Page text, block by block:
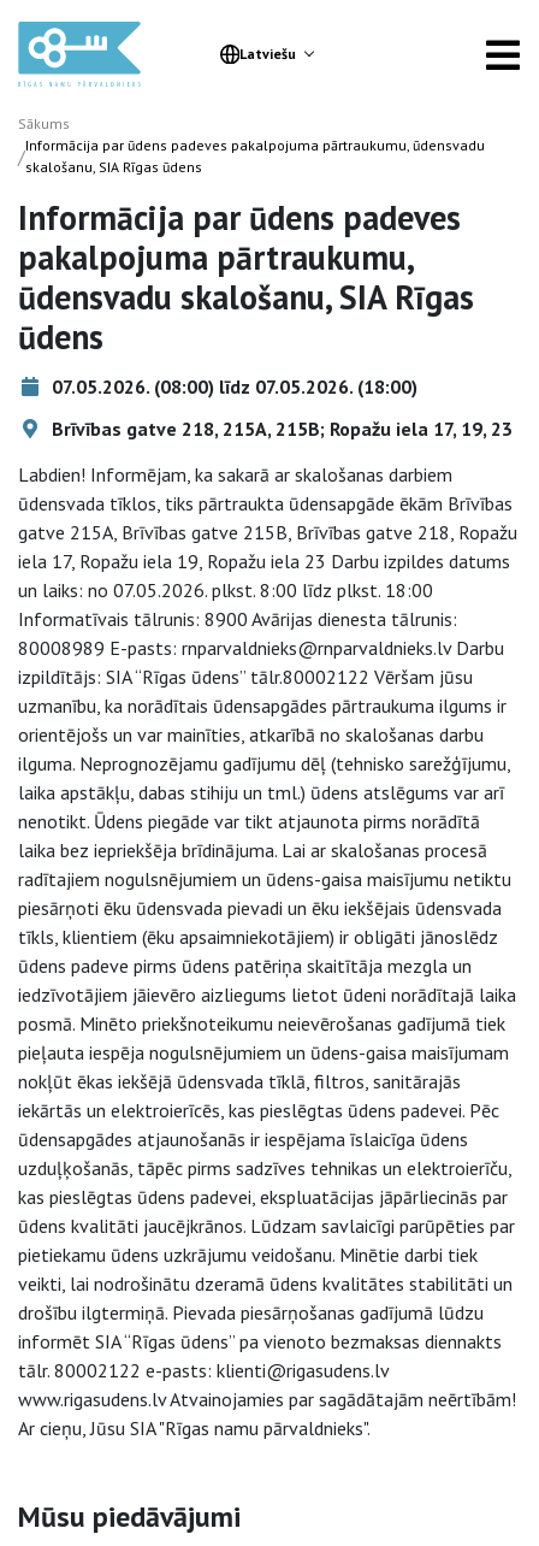
Latviešu
Sākums
/Informācija par ūdens padeves pakalpojuma pārtraukumu, ūdensvadu
skalošanu, SIA Rīgas ūdens
Informācija par ūdens padeves
pakalpojuma pārtraukumu,
ūdensvadu skalošanu, SIA Rīgas
ūdens
07.05.2026. (08:00) līdz 07.05.2026. (18:00)
Brīvības gatve 218, 215A, 215B; Ropažu iela 17, 19, 23
Labdien! Informējam, ka sakarā ar skalošanas darbiem
ūdensvada tīklos, tiks pārtraukta ūdensapgāde ēkām Brīvības
gatve 215A, Brīvības gatve 215B, Brīvības gatve 218, Ropažu
iela 17, Ropažu iela 19, Ropažu iela 23 Darbu izpildes datums
un laiks: no 07.05.2026. plkst. 8:00 līdz plkst. 18:00
Informatīvais tālrunis: 8900 Avārijas dienesta tālrunis:
80008989 E-pasts: rnparvaldnieks@rnparvaldnieks.lv Darbu
izpildītājs: SIA “Rīgas ūdens” tālr.80002122 Vēršam jūsu
uzmanību, ka norādītais ūdensapgādes pārtraukuma ilgums ir
orientējošs un var mainīties, atkarībā no skalošanas darbu
ilguma. Neprognozējamu gadījumu dēļ (tehnisko sarežģījumu,
laika apstākļu, dabas stihiju un tml.) ūdens atslēgums var arī
nenotikt. Ūdens piegāde var tikt atjaunota pirms norādītā
laika bez iepriekšēja brīdinājuma. Lai ar skalošanas procesā
radītajiem nogulsnējumiem un ūdens-gaisa maisījumu netiktu
piesārņoti ēku ūdensvada pievadi un ēku iekšējais ūdensvada
tīkls, klientiem (ēku apsaimniekotājiem) ir obligāti jānoslēdz
ūdens padeve pirms ūdens patēriņa skaitītāja mezgla un
iedzīvotājiem jāievēro aizliegums lietot ūdeni norādītajā laika
posmā. Minēto priekšnoteikumu neievērošanas gadījumā tiek
pieļauta iespēja nogulsnējumiem un ūdens-gaisa maisījumam
nokļūt ēkas iekšējā ūdensvada tīklā, filtros, sanitārajās
iekārtās un elektroierīcēs, kas pieslēgtas ūdens padevei. Pēc
ūdensapgādes atjaunošanās ir iespējama īslaicīga ūdens
uzduļķošanās, tāpēc pirms sadzīves tehnikas un elektroierīču,
kas pieslēgtas ūdens padevei, ekspluatācijas jāpārliecinās par
ūdens kvalitāti jaucējkrānos. Lūdzam savlaicīgi parūpēties par
pietiekamu ūdens uzkrājumu veidošanu. Minētie darbi tiek
veikti, lai nodrošinātu dzeramā ūdens kvalitātes stabilitāti un
drošību ilgtermiņā. Pievada piesārņošanas gadījumā lūdzu
informēt SIA “Rīgas ūdens” pa vienoto bezmaksas diennakts
tālr. 80002122 e-pasts: klienti@rigasudens.lv
www.rigasudens.lv Atvainojamies par sagādātajām neērtībām!
Ar cieņu, Jūsu SIA "Rīgas namu pārvaldnieks".
Sāna navigācija
Mūsu piedāvājumi